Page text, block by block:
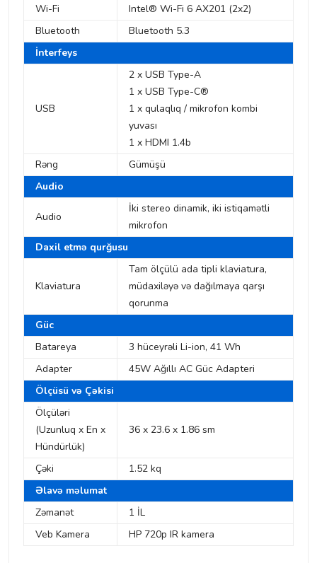
Wi-Fi
Intel® Wi-Fi 6 AX201 (2x2)
Bluetooth
Bluetooth 5.3
İnterfeys
USB
2 x USB Type-A
1 x ​​USB Type-C®
1 x qulaqlıq / mikrofon kombi
yuvası
1 x HDMI 1.4b
Rəng
Gümüşü
Audio
Audio
İki stereo dinamik, iki istiqamətli
mikrofon
Daxil etmə qurğusu
Klaviatura
Tam ölçülü ada tipli klaviatura,
müdaxiləyə və dağılmaya qarşı
qorunma
Güc
Batareya
3 hüceyrəli Li-ion, 41 Wh
Adapter
45W Ağıllı AC Güc Adapteri
Ölçüsü və Çəkisi
Ölçüləri
(Uzunluq x En x
Hündürlük)
36 x 23.6 x 1.86 sm
Çəki
1.52 kq
Əlavə məlumat
Zəmanət
1 İL
Veb Kamera
HP 720p IR kamera